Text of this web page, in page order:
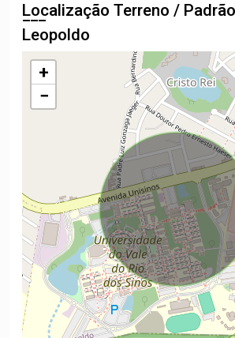
Localização Terreno /
Leopoldo
+
−